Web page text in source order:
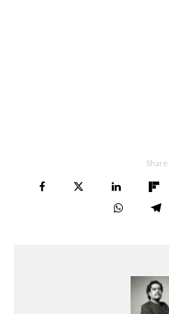
Share